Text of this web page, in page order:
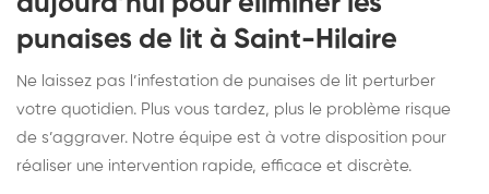
punaises de lit à Saint-Hilaire
Ne laissez pas l’infestation de punaises de lit perturber
votre quotidien. Plus vous tardez, plus le problème risque
de s’aggraver. Notre équipe est à votre disposition pour
réaliser une intervention rapide, efficace et discrète.